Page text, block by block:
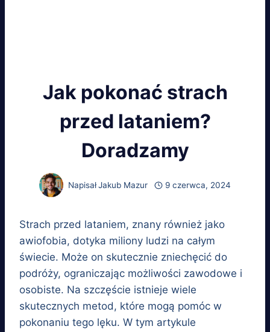
Jak pokonać strach
przed lataniem?
Doradzamy
NapisałJakub Mazur 9 czerwca, 2024
Strach przed lataniem, znany również jako
awiofobia, dotyka miliony ludzi na całym
świecie. Może on skutecznie zniechęcić do
podróży, ograniczając możliwości zawodowe i
osobiste. Na szczęście istnieje wiele
skutecznych metod, które mogą pomóc w
pokonaniu tego lęku. W tym artykule